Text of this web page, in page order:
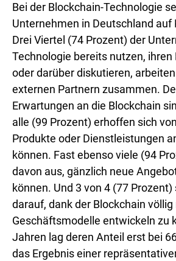
Bei der Blockchain-Technologie
Unternehmen in Deutschland auf
Drei Viertel (74 Prozent) der
Technologie bereits nutzen, ihren
oder darüber diskutieren,
externen Partnern zusammen.
Erwartungen an die Blockchain
alle (99 Prozent) erhoffen sich
Produkte oder Dienstleistungen
können. Fast ebenso viele (94
davon aus, gänzlich neue
können. Und 3 von 4 (77
darauf, dank der Blockchain völlig
Geschäftsmodelle entwickeln zu
Jahren lag deren Anteil erst bei
das Ergebnis einer